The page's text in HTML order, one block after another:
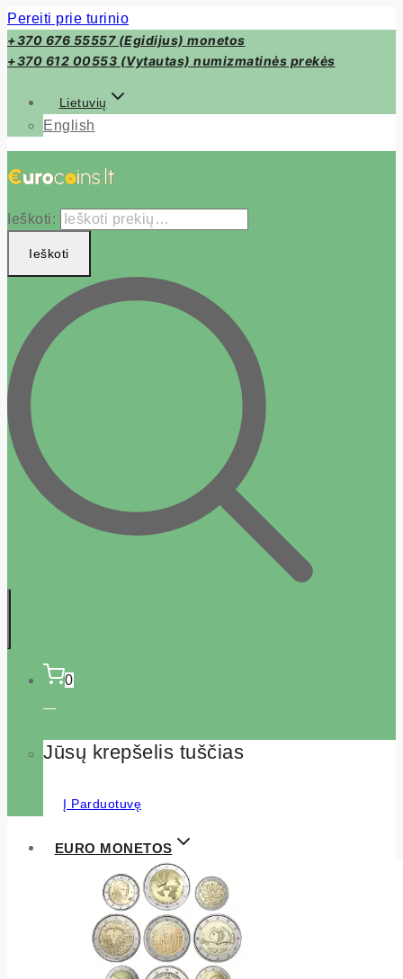
Pereiti prie turinio
+370 676 55557 (Egidijus) monetos
+370 612 00553 (Vytautas) numizmatinės prekės
Lietuvių
English
Ieškoti:
Ieškoti
0
Jūsų krepšelis tuščias
Į Parduotuvę
EURO MONETOS